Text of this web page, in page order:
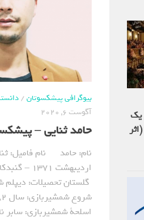
بیوگرافی پیشکسوتان/
آگوست 6, 2020
حامد ثنایی –
اردیبهشت
گلستان تحصیلات:
اسلحة شمشیربازی: سابر
یک